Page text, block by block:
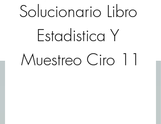
Solucionario Libro
Estadistica Y
Muestreo Ciro 11